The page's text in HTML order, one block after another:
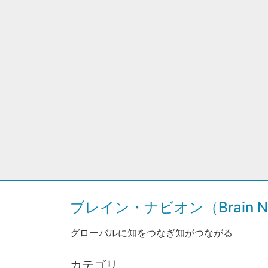
ブレイン・ナビオン（Brain
グローバルに知をつなぎ知がつながる
カテゴリ